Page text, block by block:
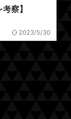
察】
2023/5/30